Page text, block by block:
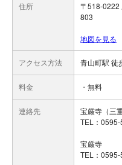
住所
〒518-0222
803
地図を見る
アクセス方法 青山町駅 徒
料金 ・無料
連絡先
宝厳寺（三
TEL：
宝厳寺
TEL：